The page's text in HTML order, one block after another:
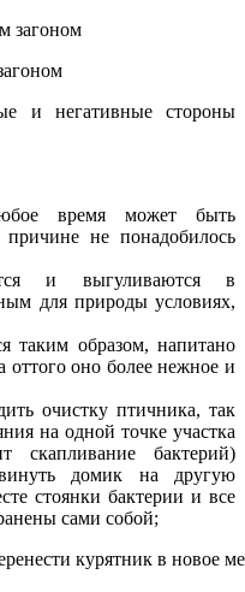
и негативные стороны
время может быть
не понадобилось
и выгуливаются в
для природы условиях,
таким образом, напитано
оно более нежное и
очистку птичника, так
на одной точке участка
скапливание бактерий)
домик на другую
стоянки бактерии и все
сами собой;